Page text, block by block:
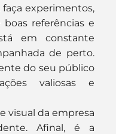
experimentos,
referências e
em constante
de perto.
do seu público
valiosas e
visual da empresa
Afinal, é a